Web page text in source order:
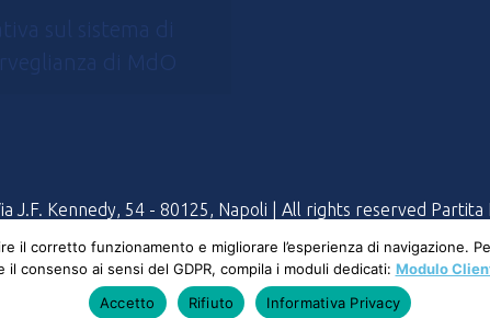
sul sistema di
di MdO
J.F. Kennedy, 54 - 80125, Napoli | All rights reserved Partita
il corretto funzionamento e migliorare l’esperienza di navigazione.
il consenso ai sensi del GDPR, compila i moduli dedicati: Modulo
Accetto
Rifiuto Informativa Privacy